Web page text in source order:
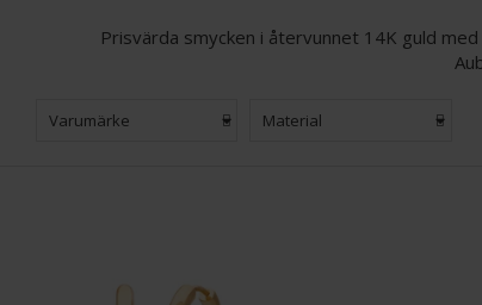
Prisvärda smycken i återvunnet 14K guld
Varumärke Material